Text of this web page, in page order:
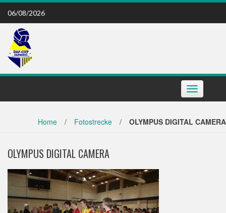
Skip
content
06/08/2026
Toggle
navigation
Home / Fotostrecke / OLYMPUS DIGITAL CAMERA
OLYMPUS DIGITAL CAMERA